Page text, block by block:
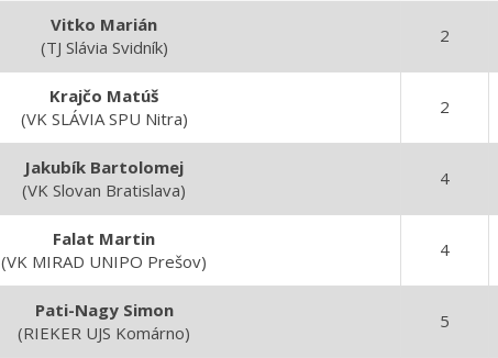
Vitko Marián
(TJ Slávia Svidník)
2
Krajčo Matúš
(VK SLÁVIA SPU Nitra)
2
Jakubík Bartolomej
(VK Slovan Bratislava)
4
Falat Martin
(VK MIRAD UNIPO Prešov)
4
Pati-Nagy Simon
(RIEKER UJS Komárno)
5